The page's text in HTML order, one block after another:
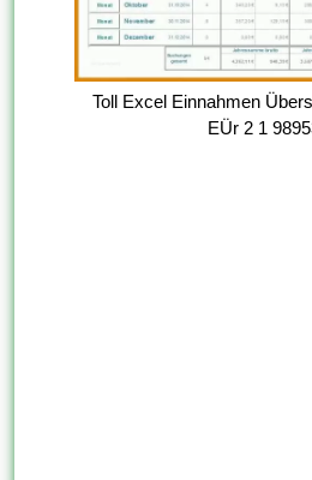
Toll Excel Einnahmen
EÜr 2 1